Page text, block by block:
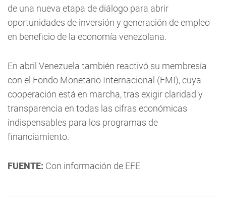
de una nueva etapa de diálogo para abrir
oportunidades de inversión y generación de empleo
en beneficio de la economía venezolana.
En abril Venezuela también reactivó su membresía
con el Fondo Monetario Internacional (FMI), cuya
cooperación está en marcha, tras exigir claridad y
transparencia en todas las cifras económicas
indispensables para los programas de
financiamiento.
FUENTE: Con información de EFE